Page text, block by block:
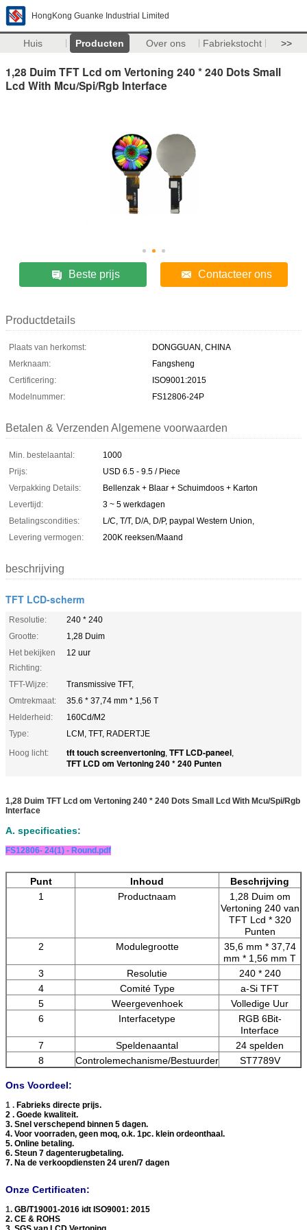
HongKong Guanke Industrial Limited
Huis Producten Over ons Fabriekstocht >>
1,28 Duim TFT Lcd om Vertoning 240 * 240 Dots Small
Lcd With Mcu/Spi/Rgb Interface
Beste prijs Contacteer ons
Productdetails
Plaats van herkomst:
DONGGUAN, CHINA
Merknaam:
Fangsheng
Certificering:
ISO9001:2015
Modelnummer:
FS12806-24P
Betalen & Verzenden Algemene voorwaarden
Min. bestelaantal:
1000
Prijs:
USD 6.5 - 9.5 / Piece
Verpakking Details:
Bellenzak + Blaar + Schuimdoos + Karton
Levertijd:
3 ~ 5 werkdagen
Betalingscondities:
L/C, T/T, D/A, D/P, paypal Western Union,
Levering vermogen:
200K reeksen/Maand
beschrijving
TFT LCD-scherm
Resolutie:
240 * 240
Grootte:
1,28 Duim
Het bekijken
Richting:
12 uur
TFT-Wijze:
Transmissive TFT,
Omtrekmaat:
35.6 * 37,74 mm * 1,56 T
Helderheid:
160Cd/M2
Type:
LCM, TFT, RADERTJE
Hoog licht:
tft touch screenvertoning, TFT LCD-paneel,
TFT LCD om Vertoning 240 * 240 Punten
1,28 Duim TFT Lcd om Vertoning 240 * 240 Dots Small Lcd With Mcu/Spi/Rgb
Interface
A. specificaties:
FS12806- 24(1) - Round.pdf
Punt Inhoud
Beschrijving
1
Productnaam
1,28 Duim om
Vertoning 240 van
TFT Lcd * 320
Punten
2
Modulegrootte
35,6 mm * 37,74
mm * 1,56 mm T
3
Resolutie
240 * 240
4
Comité Type
a-Si TFT
5
Weergevenhoek
Volledige Uur
6
Interfacetype
RGB 6Bit-
Interface
7
Speldenaantal
24 spelden
8
Controlemechanisme/Bestuurder ST7789V
Ons Voordeel:
1 . Fabrieks directe prijs.
2 . Goede kwaliteit.
3. Snel verschepend binnen 5 dagen.
4. Voor voorraden, geen moq, o.k. 1pc. klein ordeonthaal.
5. Online betaling.
6. Steun 7 dagenterugbetaling.
7. Na de verkoopdiensten 24 uren/7 dagen
Onze Certificaten:
1. GB/T19001-2016 idt ISO9001: 2015
2. CE & ROHS